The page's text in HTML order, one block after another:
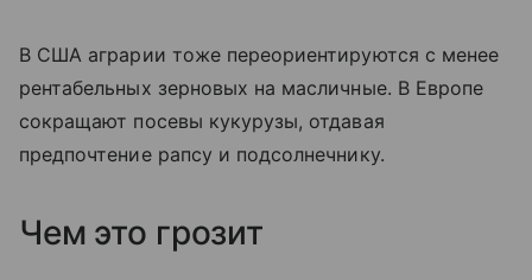
В США аграрии тоже переориентируются с менее
рентабельных зерновых на масличные. В Европе
сокращают посевы кукурузы, отдавая
предпочтение рапсу и подсолнечнику.
Чем это грозит